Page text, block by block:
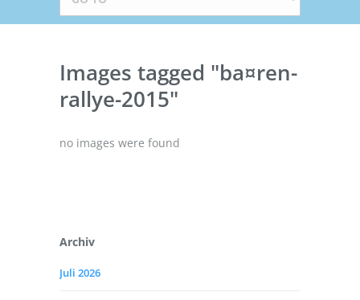
Images tagged "ba¤ren-
rallye-2015"
no images were found
Archiv
Juli 2026